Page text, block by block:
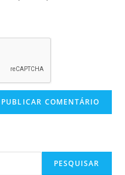
PESQUISAR